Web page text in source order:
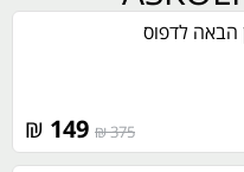
הבאה לדפוס
375 ₪
₪